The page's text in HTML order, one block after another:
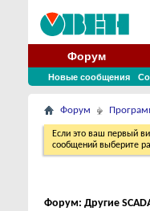
Форум
Новые сообщения
Форум
Если это ваш первый
сообщений выберите
Форум: Другие